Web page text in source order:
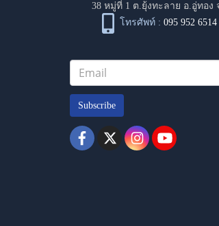
38 หมู่ที่ 1 ต.ยุ้งทะลาย อ.อู่ทอง
โทรศัพท์ : 095 952 6514
Subscribe